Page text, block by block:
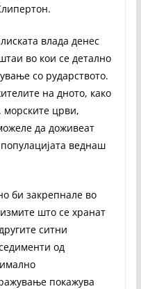
влада денес
во кои се детално
со рударството.
на дното, како
морските црви,
да доживеат
веднаш
би закрепнале во
што се хранат
ситни
од
покажува